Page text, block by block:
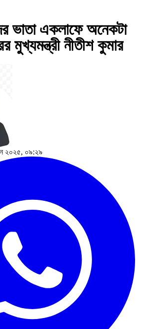
ভাতা একলাফে অনেকটা
মুখ্যমন্ত্রী নীতীশ কুমার
২০২৫, ০৯:২৯